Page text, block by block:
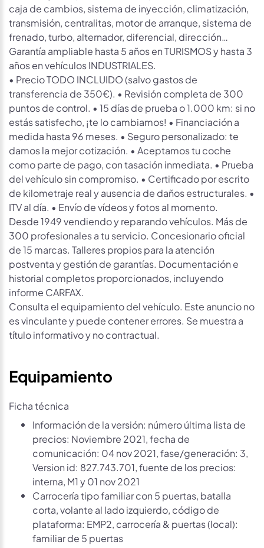
caja de cambios, sistema de inyección, climatización,
transmisión, centralitas, motor de arranque, sistema de
frenado, turbo, alternador, diferencial, dirección…
Garantía ampliable hasta 5 años en TURISMOS y hasta 3
años en vehículos INDUSTRIALES.
• Precio TODO INCLUIDO (salvo gastos de
transferencia de 350€). • Revisión completa de 300
puntos de control. • 15 días de prueba o 1.000 km: si no
estás satisfecho, ¡te lo cambiamos! • Financiación a
medida hasta 96 meses. • Seguro personalizado: te
damos la mejor cotización. • Aceptamos tu coche
como parte de pago, con tasación inmediata. • Prueba
del vehículo sin compromiso. • Certificado por escrito
de kilometraje real y ausencia de daños estructurales. •
ITV al día. • Envío de vídeos y fotos al momento.
Desde 1949 vendiendo y reparando vehículos. Más de
300 profesionales a tu servicio. Concesionario oficial
de 15 marcas. Talleres propios para la atención
postventa y gestión de garantías. Documentación e
historial completos proporcionados, incluyendo
informe CARFAX.
Consulta el equipamiento del vehículo. Este anuncio no
es vinculante y puede contener errores. Se muestra a
título informativo y no contractual.
Equipamiento
Ficha técnica
Información de la versión: número última lista de
precios: Noviembre 2021, fecha de
comunicación: 04 nov 2021, fase/generación: 3,
Version id: 827.743.701, fuente de los precios:
interna, M1 y 01 nov 2021
Carrocería tipo familiar con 5 puertas, batalla
corta, volante al lado izquierdo, código de
plataforma: EMP2, carrocería & puertas (local):
familiar de 5 puertas